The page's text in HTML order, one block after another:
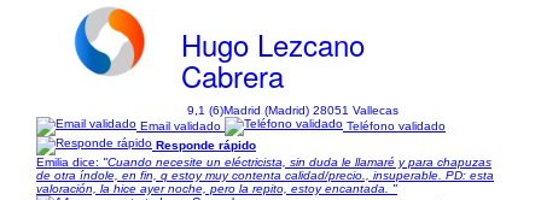
Hugo Lezcano
Cabrera
9,1 (6)Madrid (Madrid) 28051 Vallecas
Email validado
Teléfono validado
Responde rápido
Emilia dice: "Cuando necesite un eléctricista, sin duda le llamaré y para chapuzas
de otra índole, en fin, q estoy muy contenta calidad/precio., insuperable. PD: esta
valoración, la hice ayer noche, pero la repito, estoy encantada. "